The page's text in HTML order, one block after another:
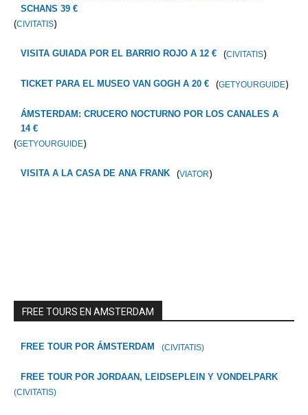
SCHANS 39 €
(CIVITATIS)
VISITA GUIADA POR EL BARRIO ROJO A 12 € (CIVITATIS)
TICKET PARA EL MUSEO VAN GOGH A 20 € (GETYOURGUIDE)
ÁMSTERDAM: CRUCERO NOCTURNO POR LOS CANALES A
14 €
(GETYOURGUIDE)
VISITA A LA CASA DE ANA FRANK (VIATOR)
FREE TOURS EN AMSTERDAM
FREE TOUR POR ÁMSTERDAM (CIVITATIS)
FREE TOUR POR JORDAAN, LEIDSEPLEIN Y VONDELPARK
(CIVITATIS)